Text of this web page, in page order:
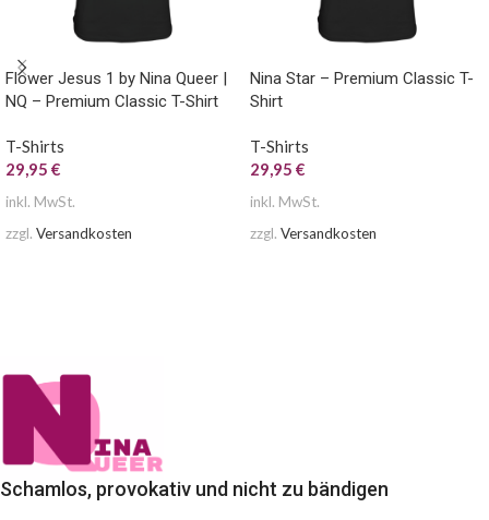
Flower Jesus 1 by Nina Queer |
NQ – Premium Classic T-Shirt
T-Shirts
29,95 €
inkl. MwSt.
zzgl. Versandkosten
Nina Star – Premium Classic T-
Shirt
T-Shirts
29,95 €
inkl. MwSt.
zzgl. Versandkosten
Schamlos, provokativ und nicht zu bändigen